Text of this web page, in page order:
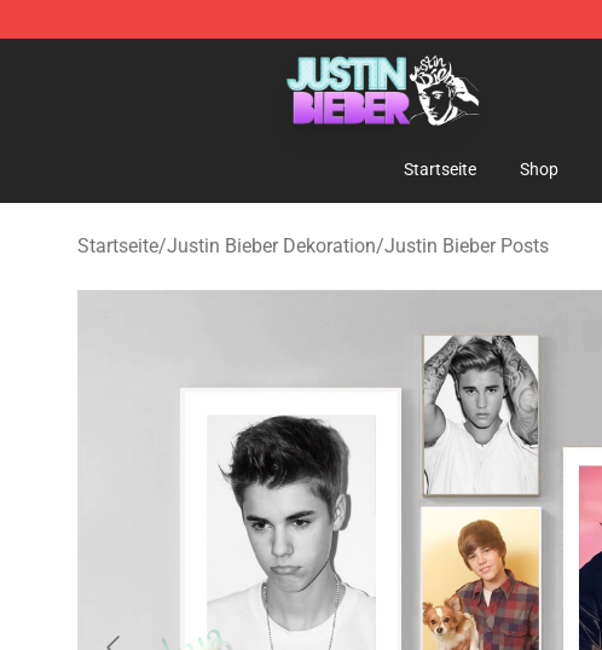
Justin Bieber Store - Official Justin Bieber Merchandise Shop
Startseite Shop
Startseite/Justin Bieber Dekoration/Justin Bieber Posts